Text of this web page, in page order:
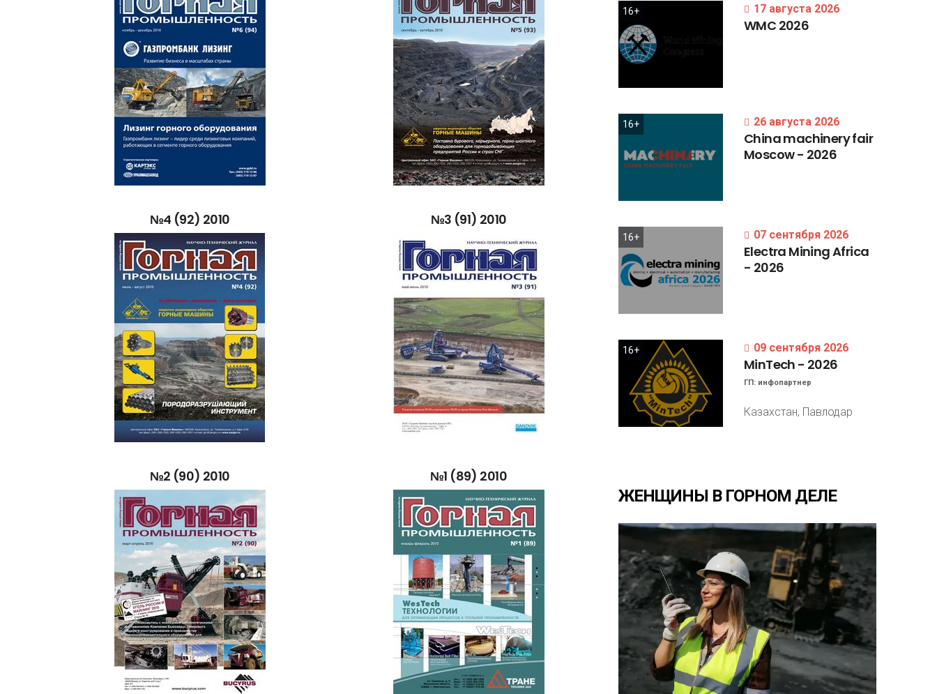
№4 (92) 2010 №3 (91) 2010
№2 (90) 2010 №1 (89) 2010
16+ 17 августа 2026
WMC 2026
16+ 26 августа 2026
Chinamachineryfair
Moscow- 2026
16+ 07 сентября 2026
Electra MiningAfrica
- 2026
16+ 09 сентября 2026
MinTech - 2026
ГП: инфопартнер
Казахстан, Павлодар
ЖЕНЩИНЫ В ГОРНОМ ДЕЛЕ